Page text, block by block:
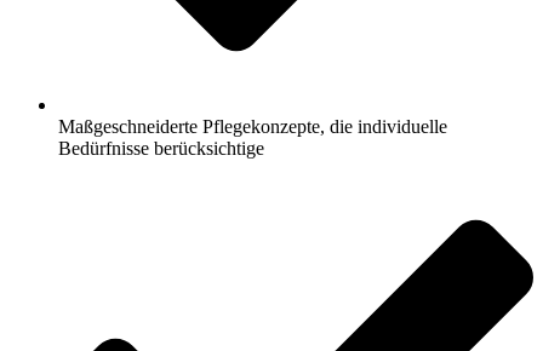
Maßgeschneiderte Pflegekonzepte, die individuelle
Bedürfnisse berücksichtige